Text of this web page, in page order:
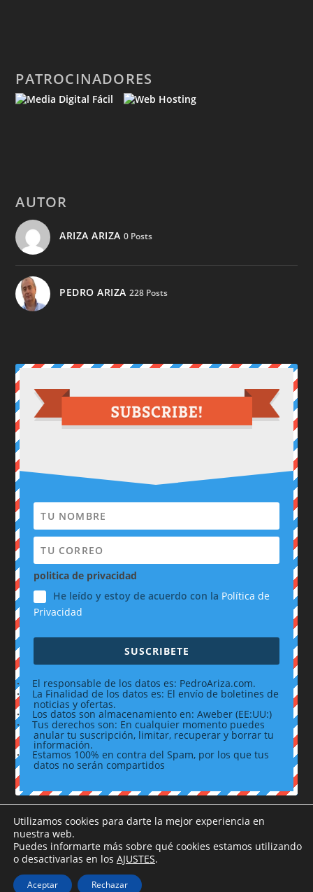
PATROCINADORES
AUTOR
ARIZA ARIZA 0 Posts
PEDRO ARIZA 228 Posts
politica de privacidad
He leído y estoy de acuerdo con la Política de
Privacidad
SUSCRIBETE
· El responsable de los datos es: PedroAriza.com.
· La Finalidad de los datos es: El envío de boletines de
noticias y ofertas.
· Los datos son almacenamiento en: Aweber (EE:UU:)
· Tus derechos son: En cualquier momento puedes
anular tu suscripción, limitar, recuperar y borrar tu
información.
· Estamos 100% en contra del Spam, por los que tus
datos no serán compartidos
Aviso legal|Política de Privacidad
Utilizamos cookies para darte la mejor experiencia en
nuestra web.
Puedes informarte más sobre qué cookies estamos utilizando
o desactivarlas en los AJUSTES.
Aceptar Rechazar